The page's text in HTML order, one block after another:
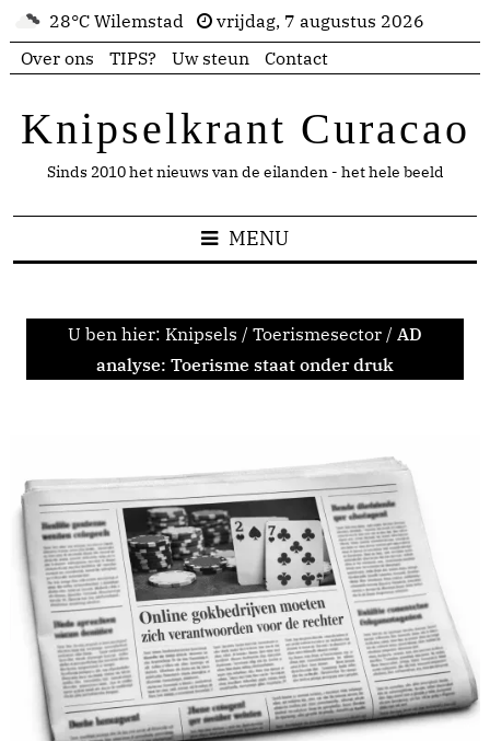
28°C Wilemstad
vrijdag, 7 augustus 2026
Over ons
TIPS? Uw steun Contact
Knipselkrant Curacao
Sinds 2010 het nieuws van de eilanden - het hele beeld
MENU
U ben hier: Knipsels / Toerismesector / AD
analyse: Toerisme staat onder druk